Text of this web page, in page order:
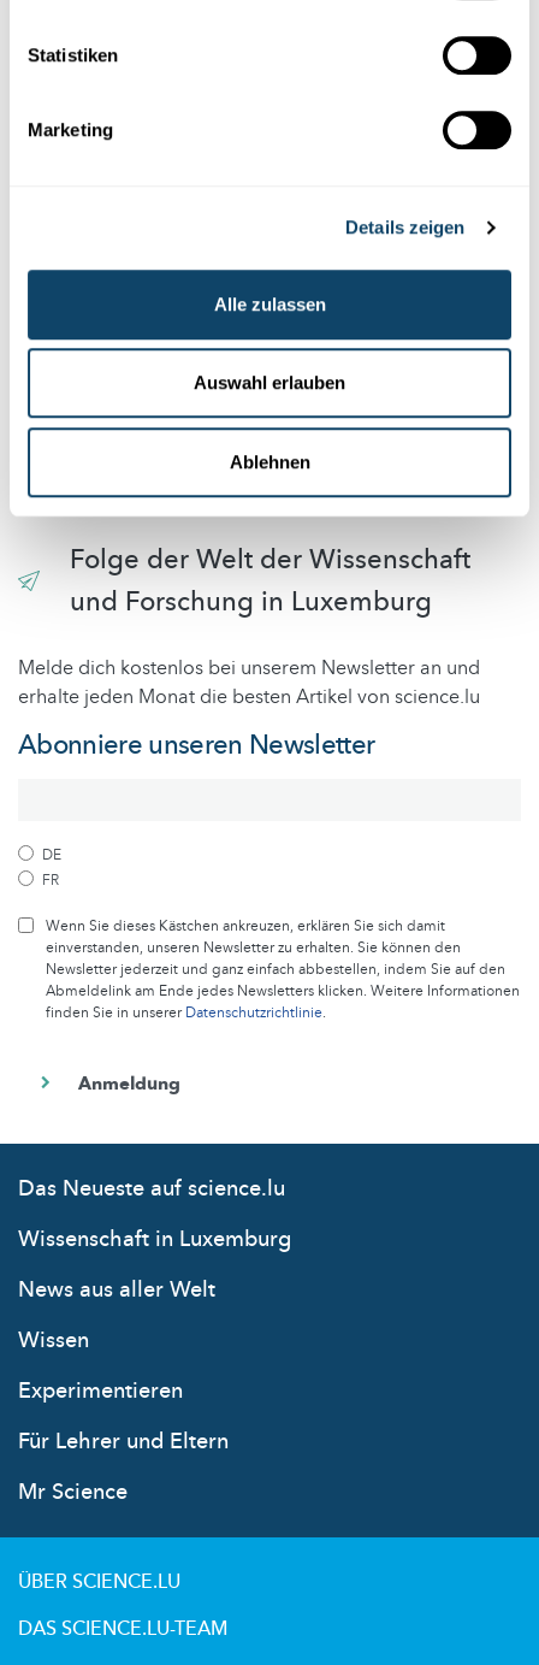
Statistiken
Marketing
Details zeigen
Alle zulassen
Auswahl erlauben
Ablehnen
Diese Plugins sind ausgeblendet, weil Sie
Netzwerken abgelehnt haben. Um sie zu
EINSTELLUNGEN ÄNDERN
Youtube-Kanal
Folge der Welt der Wissenschaft
und Forschung in Luxemburg
Melde dich kostenlos bei unserem Newsletter an und
erhalte jeden Monat die besten Artikel von science.lu
Abonniere unseren Newsletter
DE
FR
Wenn Sie dieses Kästchen ankreuzen, erklären Sie sich damit
einverstanden, unseren Newsletter zu erhalten. Sie können den
Newsletter jederzeit und ganz einfach abbestellen, indem Sie auf den
Abmeldelink am Ende jedes Newsletters klicken. Weitere Informationen
finden Sie in unsererDatenschutzrichtlinie.
Das Neueste auf science.lu
Wissenschaft in Luxemburg
News aus aller Welt
Wissen
Experimentieren
Für Lehrer und Eltern
Mr Science
ÜBER SCIENCE.LU
DAS SCIENCE.LU-TEAM